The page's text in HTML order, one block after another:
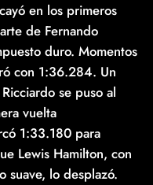
en los primeros
de Fernando
duro. Momentos
con 1:36.284. Un
se puso al
vuelta
1:33.180 para
Lewis Hamilton, con
suave, lo desplazó.